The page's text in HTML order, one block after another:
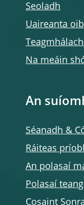
Seoladh
Uaireanta
Na meáin
An
Séanadh &
Ráiteas
An polasaí
Polasaí
Cosaint